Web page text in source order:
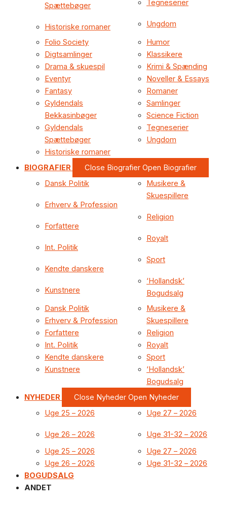
Spættebøger
Historiske romaner
Tegneserier
Ungdom
Folio Society
Digtsamlinger
Drama & skuespil
Eventyr
Fantasy
Gyldendals
Bekkasinbøger
Gyldendals
Spættebøger
Historiske romaner
Humor
Klassikere
Krimi & Spænding
Noveller & Essays
Romaner
Samlinger
Science Fiction
Tegneserier
Ungdom
BIOGRAFIER Close Biografier Open Biografier
Dansk Politik
Erhverv & Profession
Forfattere
Int. Politik
Kendte danskere
Kunstnere
Musikere &
Skuespillere
Religion
Royalt
Sport
‘Hollandsk’
Bogudsalg
Dansk Politik
Erhverv & Profession
Forfattere
Int. Politik
Kendte danskere
Kunstnere
Musikere &
Skuespillere
Religion
Royalt
Sport
‘Hollandsk’
Bogudsalg
NYHEDER
Close Nyheder Open Nyheder
Uge 25 – 2026
Uge 26 – 2026
Uge 27 – 2026
Uge 31-32 – 2026
Uge 25 – 2026
Uge 26 – 2026
Uge 27 – 2026
Uge 31-32 – 2026
BOGUDSALG
ANDET